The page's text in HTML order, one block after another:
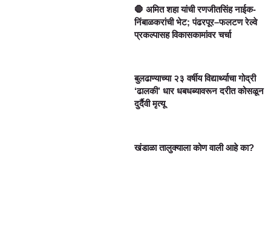
🛑 अमित शहा यांची रणजीतसिंह नाईक-
निंबाळकरांची भेट; पंढरपूर–फलटण रेल्वे
प्रकल्पासह विकासकामांवर चर्चा
बुलढाण्याच्या २३ वर्षीय विद्यार्थ्याचा गोद्री
‘ढालकी’ धार धबधब्यावरून दरीत कोसळून
दुर्दैवी मृत्यू
खंडाळा तालुक्याला कोण वाली आहे का?